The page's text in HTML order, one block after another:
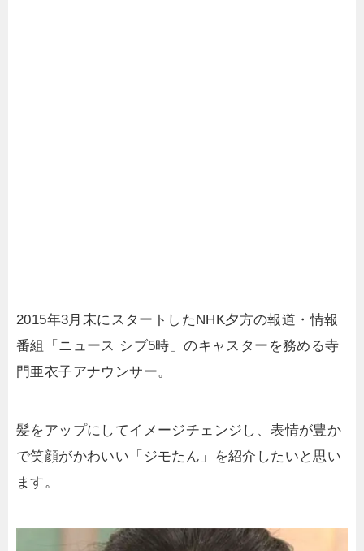
2015年3月末にスタートしたNHK夕方の報道・情報
番組「ニュース シブ5時」のキャスターを務める寺
門亜衣子アナウンサー。
髪をアップにしてイメージチェンジし、表情が豊か
で笑顔がかわいい「ジモたん」を紹介したいと思い
ます。